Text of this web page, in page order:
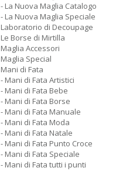
- La Nuova Maglia Catalogo
- La Nuova Maglia Speciale
Laboratorio di Decoupage
Le Borse di Mirtilla
Maglia Accessori
Maglia Special
Mani di Fata
- Mani di Fata Artistici
- Mani di Fata Bebe
- Mani di Fata Borse
- Mani di Fata Manuale
- Mani di Fata Moda
- Mani di Fata Natale
- Mani di Fata Punto Croce
- Mani di Fata Speciale
- Mani di Fata tutti i punti